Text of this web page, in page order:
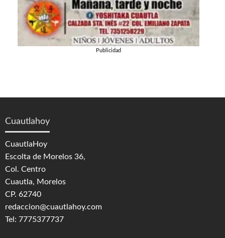
Publicidad
Cuautlahoy
CuautlaHoy
Escolta de Morelos 36,
Col. Centro
Cuautla, Morelos
CP. 62740
redaccion@cuautlahoy.com
Tel: 7775377737